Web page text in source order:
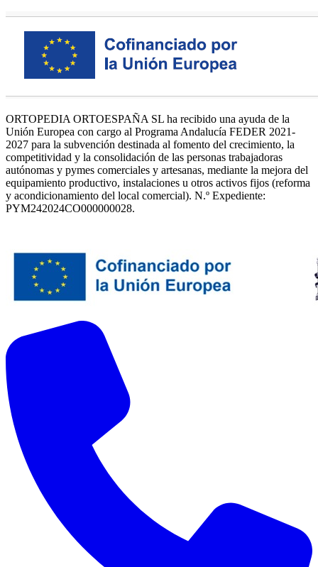
ORTOPEDIA ORTOESPAÑA SL ha recibido una ayuda de la
Unión Europea con cargo al Programa Andalucía FEDER 2021-
2027 para la subvención destinada al fomento del crecimiento, la
competitividad y la consolidación de las personas trabajadoras
autónomas y pymes comerciales y artesanas, mediante la mejora del
equipamiento productivo, instalaciones u otros activos fijos (reforma
y acondicionamiento del local comercial). N.º Expediente:
PYM242024CO000000028.